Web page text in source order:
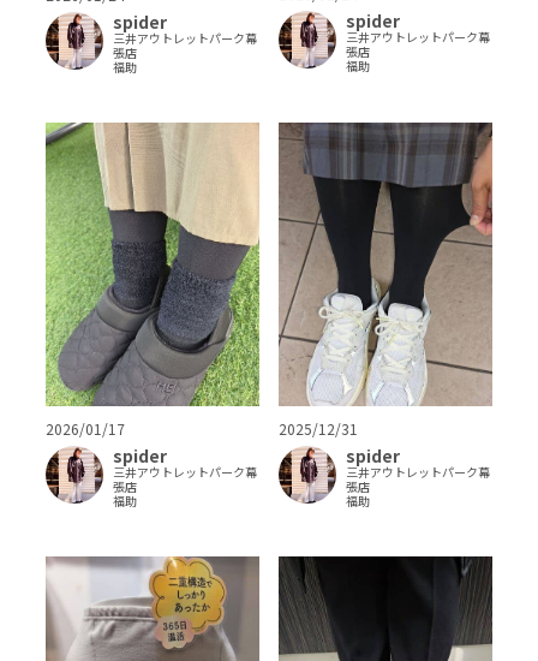
spider
三井アウトレットパーク幕
張店
福助
spider
三井アウトレットパーク幕
張店
福助
2026/01/17
spider
三井アウトレットパーク幕
張店
福助
2025/12/31
spider
三井アウトレットパーク幕
張店
福助